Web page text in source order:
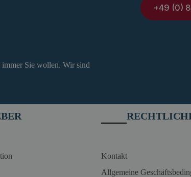
Sie wollen. Wir sind
+49 (0)
Kontakt
Allgemeine